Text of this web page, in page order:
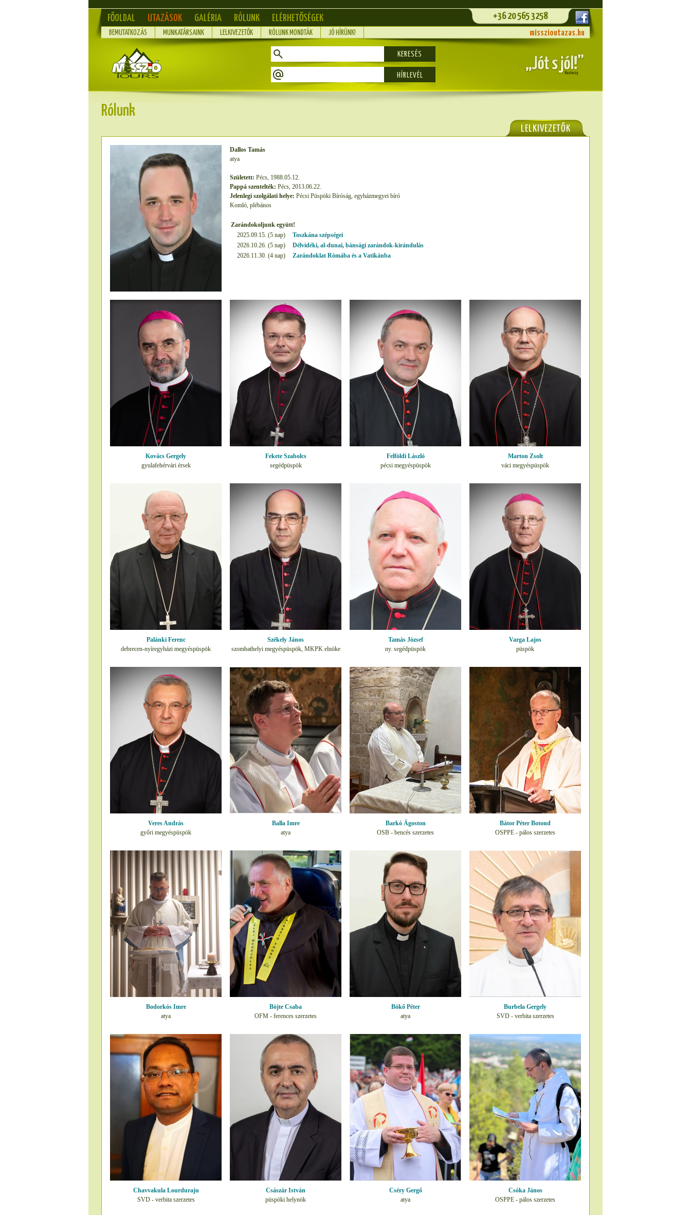
FŐOLDAL UTAZÁSOK GALÉRIA RÓLUNK ELÉRHETŐSÉGEK +36 20 565 3258
BEMUTATKOZÁS MUNKATÁRSAINK LELKIVEZETŐK RÓLUNK MONDTÁK JÓ HÍRÜNK! misszioutazas.hu
KERESÉS
Rólunk
LELKIVEZETŐK
Dallos Tamás
atya
Született: Pécs, 1988.05.12.
Pappá szentelték: Pécs, 2013.06.22.
Jelenlegi szolgálati helye: Pécsi Püspöki Bíróság, egyházmegyei bíró
Komló, plébános
Zarándokoljunk együtt!
2025.09.15. (5 nap)
Toszkána szépségei
2026.10.26. (5 nap)
Délvidéki, al-dunai, bánsági zarándok-kirándulás
2026.11.30. (4 nap)
Zarándoklat Rómába és a Vatikánba
Kovács Gergely
gyulafehérvári érsek
Fekete Szabolcs
segédpüspök
Felföldi László
pécsi megyéspüspök
Marton Zsolt
váci megyéspüspök
Palánki Ferenc
debrecen-nyíregyházi megyéspüspök
Székely János
szombathelyi megyéspüspök, MKPK elnöke
Tamás József
ny. segédpüspök
Varga Lajos
püspök
Veres András
győri megyéspüspök
Balla Imre
atya
Barkó Ágoston
OSB - bencés szerzetes
Bátor Péter Botond
OSPPE - pálos szerzetes
Bodorkós Imre
atya
Böjte Csaba
OFM - ferences szerzetes
Bökő Péter
atya
Burbela Gergely
SVD - verbita szerzetes
Chavvakula Lourduraju
SVD - verbita szerzetes
Császár István
püspöki helynök
Cséry Gergő
atya
Csóka János
OSPPE - pálos szerzetes